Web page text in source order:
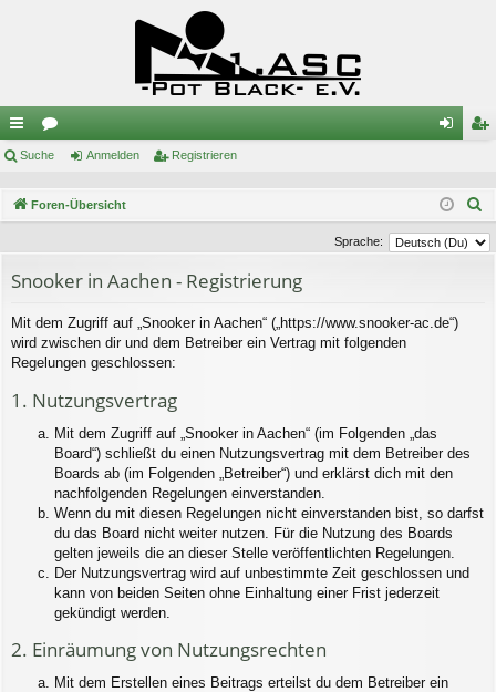
ch
llz
ug
riff
or
el
de
rie
re
Suche Anmelden Registrieren
Foren-Übersicht
c
Sprache:
Snooker in Aachen - Registrierung
Mit dem Zugriff auf „Snooker in Aachen“ („https://www.snooker-ac.de“)
wird zwischen dir und dem Betreiber ein Vertrag mit folgenden
Regelungen geschlossen:
1. Nutzungsvertrag
Mit dem Zugriff auf „Snooker in Aachen“ (im Folgenden „das
Board“) schließt du einen Nutzungsvertrag mit dem Betreiber des
Boards ab (im Folgenden „Betreiber“) und erklärst dich mit den
nachfolgenden Regelungen einverstanden.
Wenn du mit diesen Regelungen nicht einverstanden bist, so darfst
du das Board nicht weiter nutzen. Für die Nutzung des Boards
gelten jeweils die an dieser Stelle veröffentlichten Regelungen.
Der Nutzungsvertrag wird auf unbestimmte Zeit geschlossen und
kann von beiden Seiten ohne Einhaltung einer Frist jederzeit
gekündigt werden.
2. Einräumung von Nutzungsrechten
Mit dem Erstellen eines Beitrags erteilst du dem Betreiber ein